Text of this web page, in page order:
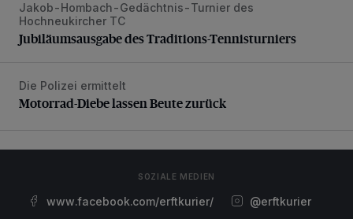
Jubiläumsausgabe des Traditions-Tennisturniers
Jakob-Hombach-Gedächtnis-Turnier des
Hochneukircher TC
Jubiläumsausgabe des Traditions-Tennisturniers
Motorrad-Diebe lassen Beute zurück
Die Polizei ermittelt
Motorrad-Diebe lassen Beute zurück
SOZIALE MEDIEN
www.facebook.com/erftkurier/ @erftkurier